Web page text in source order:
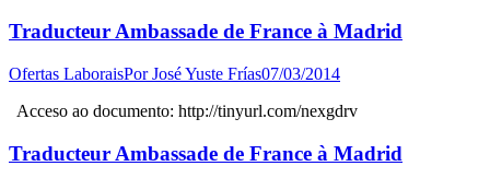
Traducteur Ambassade de France à Madrid
Ofertas LaboraisPorJosé Yuste Frías07/03/2014
Acceso ao documento: http://tinyurl.com/nexgdrv
Traducteur Ambassade de France à Madrid